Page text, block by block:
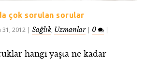
çok sorulan sorular
31, 2012 |Sağlık, Uzmanlar| 0 |
hangi yaşta ne kadar